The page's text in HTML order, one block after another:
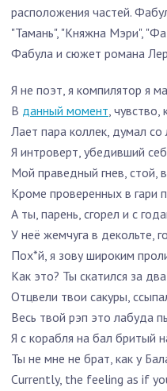
расположения частей.
"Тамань", "Княжна Мэри",
Фабула и сюжет романа
Я не поэт, я компилятор я
В данный момент, чувство,
Лает пара коллек, думал со
Я интроверт, убедивший
Мой праведный гнев, стой,
Кроме проверенных в гари
А ты, парень, сгорел и с
У неё жемчуга в декольте,
Пох*й, я зову широким
Как это? Ты скатился за
Отцвели твои сакуры,
Весь твой рэп это лабуда
Я с корабля на бал бритый
Ты не мне не брат, как у
Currently, the feeling as if